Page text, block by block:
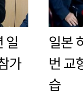
일
가
일본
번 교
습